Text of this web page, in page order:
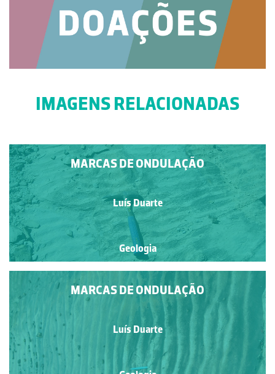
IMAGENS RELACIONADAS
MARCAS DE ONDULAÇÃO
Luís Duarte
Geologia
MARCAS DE ONDULAÇÃO
Luís Duarte